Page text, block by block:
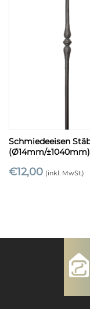
Schmiedeeisen
(Ø14mm/±1040mm)
€12,00 (inkl. MwSt.)